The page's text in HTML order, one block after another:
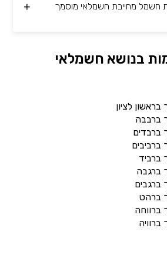
חשמל מחייבת חשמלאי מוסמך
בנושא חשמלאי
לציון
ברבבה
ברבדים
ברביד
ברגבה
ברגבים
ברהט
ברווחה